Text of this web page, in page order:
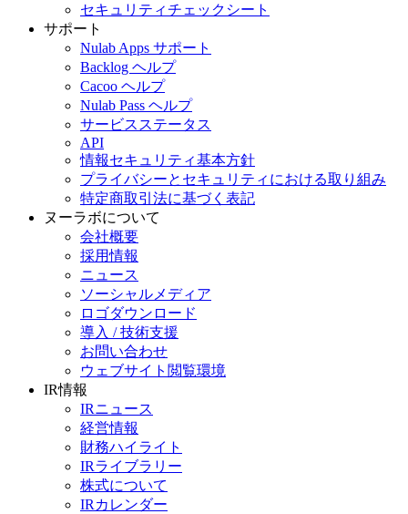
セキュリティチェックシート
サポート
Nulab Apps サポート
Backlog ヘルプ
Cacoo ヘルプ
Nulab Pass ヘルプ
サービスステータス
API
情報セキュリティ基本方針
プライバシーとセキュリティにおける取り組み
特定商取引法に基づく表記
ヌーラボについて
会社概要
採用情報
ニュース
ソーシャルメディア
ロゴダウンロード
導入 / 技術支援
お問い合わせ
ウェブサイト閲覧環境
IR情報
IRニュース
経営情報
財務ハイライト
IRライブラリー
株式について
IRカレンダー